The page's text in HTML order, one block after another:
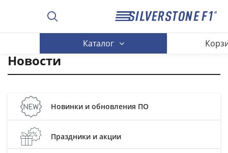
Каталог
Новости
Новинки и обновления ПО
Праздники и акции